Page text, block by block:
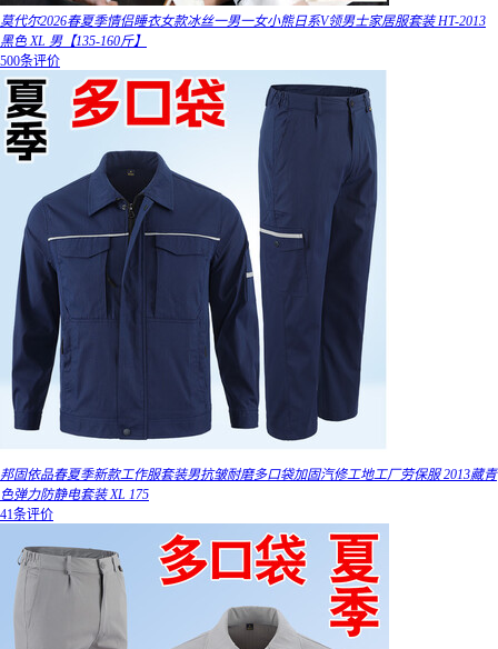
莫代尔2026春夏季情侣睡衣女款冰丝一男一女小熊日系V领男士家居服套装 HT-2013
黑色 XL 男【135-160斤】
500条评价
邦固依品春夏季新款工作服套装男抗皱耐磨多口袋加固汽修工地工厂劳保服 2013藏青
色弹力防静电套装 XL 175
41条评价